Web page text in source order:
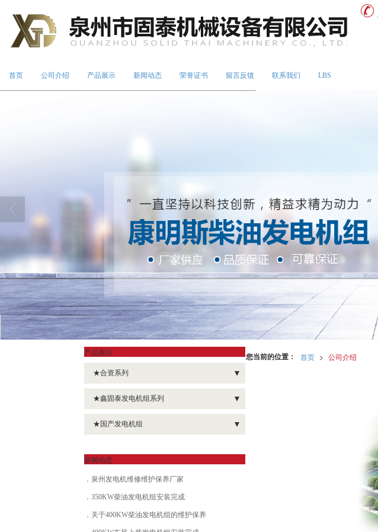
首页 公司介绍 产品展示 新闻动态 荣誉证书 留言反馈 联系我们 LBS
您当前的位置： 首页 > 公司介绍
产品展示
★合资系列
- 重庆康明斯发电机组
- 东风康明斯发电机组
- 磐谷动力发电机组
- 帕金斯发电机组
- 韩国现代发电机组
- 沃尔沃发电机组
★鑫固泰发电机组系列
- 移动式发电机组
- 单缸柴油发电机组
- 小型发电机组
- 移动灯塔式发电机组
★国产发电机组
- 潍柴动力发电机组
- 扬动发电机组
新闻动态
泉州发电机维修维护保养厂家
350KW柴油发电机组安装完成
关于400KW柴油发电机组的维护保养